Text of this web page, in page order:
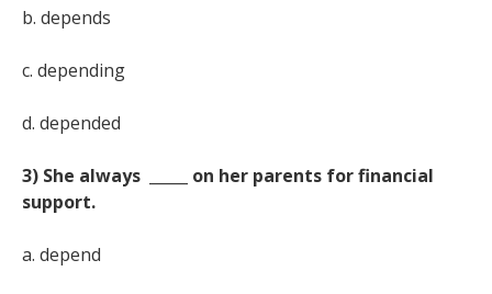
b. depends
c. depending
d. depended
3) She always _____ on her parents for financial
support.
a. depend